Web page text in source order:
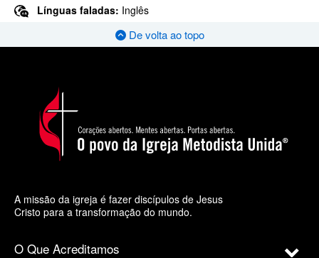
Línguas faladas: Inglês
De volta ao topo
A missão da igreja é fazer discípulos de Jesus
Cristo para a transformação do mundo.
O Que Acreditamos